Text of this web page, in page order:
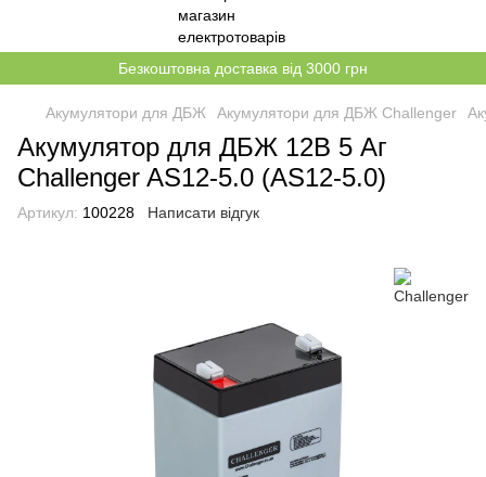
Безкоштовна доставка від 3000 грн
Акумулятори для ДБЖ Акумулятори для ДБЖ Challenger
Акумулятор для ДБЖ 12В 5 Аг
Challenger AS12-5.0 (AS12-5.0)
Артикул: 100228 Написати відгук